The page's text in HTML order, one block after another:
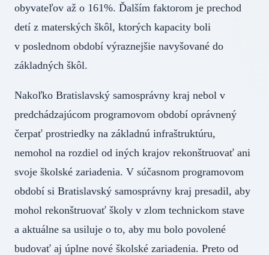
obyvateľov až o 161%. Ďalším faktorom je prechod
detí z materských škôl, ktorých kapacity boli
v poslednom období výraznejšie navyšované do
základných škôl.
Nakoľko Bratislavský samosprávny kraj nebol v
predchádzajúcom programovom období oprávnený
čerpať prostriedky na základnú infraštruktúru,
nemohol na rozdiel od iných krajov rekonštruovať ani
svoje školské zariadenia. V súčasnom programovom
období si Bratislavský samosprávny kraj presadil, aby
mohol rekonštruovať školy v zlom technickom stave
a aktuálne sa usiluje o to, aby mu bolo povolené
budovať aj úplne nové školské zariadenia. Preto od